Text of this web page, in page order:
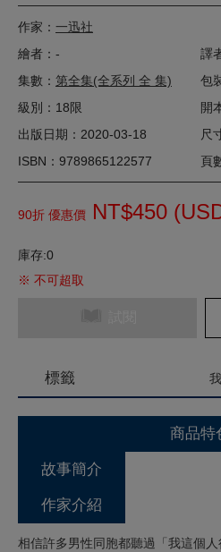
作家： 一迅社
繪者：-
譯
集數： 第全集(全系列 全 集)
包
級別：18限
開
出版日期：2020-03-18
尺
ISBN：9789865122577
頁
90折 優惠價 NT$450 (
庫存:0
※ 不可超取
標籤
商品特
故事簡介
作家介紹
相信許多男性同胞都聽過「我這個